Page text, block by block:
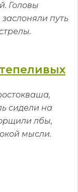
Головы
путь
сидели на
лбы,
мысли.